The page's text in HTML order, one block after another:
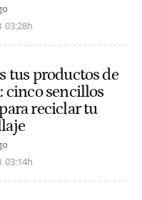
03:28h
tus productos de
cinco sencillos
reciclar tu
03:14h